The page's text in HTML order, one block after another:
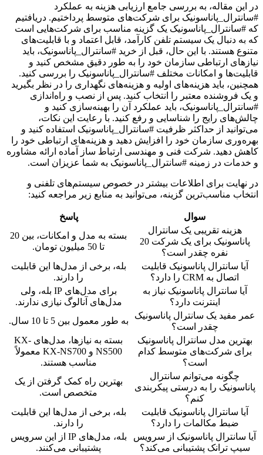
در این مقاله، به بررسی جامع ارزیابی هزینه به عملکرد
#سانترال_پاناسونیک برای شرکت‌های متوسط پرداختیم. دریافتیم
که #سانترال_پاناسونیک یک گزینه مناسب برای شرکت‌هایی است
که به دنبال یک سیستم تلفن کارآمد، قابل اعتماد و با قابلیت‌های
متنوع هستند. با این حال، قبل از خرید #سانترال_پاناسونیک، باید
نیازهای ارتباطی سازمان خود را به طور دقیق مشخص کنید و
قابلیت‌ها و امکانات مختلف #سانترال_پاناسونیک را بررسی کنید.
همچنین، باید هزینه‌های اولیه و هزینه‌های نگهداری را در نظر بگیرید
و یک فروشنده معتبر را انتخاب کنید. پس از نصب و راه‌اندازی
#سانترال_پاناسونیک، باید عملکرد آن را بهینه‌سازی کنید و
چالش‌های رایج را شناسایی و رفع کنید. با رعایت این نکات،
می‌توانید از حداکثر ظرفیت #سانترال_پاناسونیک استفاده کنید و
بهره‌وری سازمان خود را افزایش دهید و هزینه‌های ارتباطی خود را
کاهش دهید. شرکت فنی و مهندسی ارتباط ساز آماده ارائه مشاوره
و خدمات در زمینه #سانترال_پاناسونیک به شما عزیزان است.
در نهایت برای اطلاعات بیشتر در خصوص سیستم‌های تلفنی و
انتخاب مناسب‌ترین گزینه، می‌توانید به منابع زیر مراجعه کنید:
سوال
پاسخ
هزینه تقریبی یک سانترال
پاناسونیک برای یک شرکت 20
نفره چقدر است؟
بسته به مدل و امکانات، بین 20
تا 50 میلیون تومان.
آیا سانترال پاناسونیک قابلیت
اتصال به CRM را دارد؟
بله، برخی از مدل‌ها این قابلیت
را دارند.
آیا سانترال پاناسونیک نیاز به
اینترنت دارد؟
برای مدل‌های IP بله، ولی
مدل‌های آنالوگ نیازی ندارند.
عمر مفید یک سانترال پاناسونیک
چقدر است؟
به طور معمول بین 5 تا 10 سال.
بهترین مدل سانترال پاناسونیک
برای شرکت‌های متوسط کدام
است؟
بسته به نیازها، مدل‌های KX-
NS500 و KX-NS700 معمولاً
مناسب هستند.
چگونه می‌توانم سانترال
پاناسونیک را به درستی پیکربندی
کنم؟
بهترین راه کمک گرفتن از یک
متخصص است.
آیا سانترال پاناسونیک قابلیت
ضبط مکالمات را دارد؟
بله، برخی از مدل‌ها این قابلیت
را دارند.
آیا سانترال پاناسونیک از سرویس
سیپ ترانک پشتیبانی می‌کند؟
بله، مدل‌های IP از این سرویس
پشتیبانی می‌کنند.